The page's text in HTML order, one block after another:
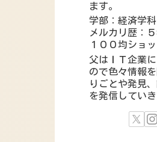
ます。
学部：経済学科
メルカリ歴：
１００均ショ
父はＩＴ企業
ので色々情報
りごとや発見
を発信してい